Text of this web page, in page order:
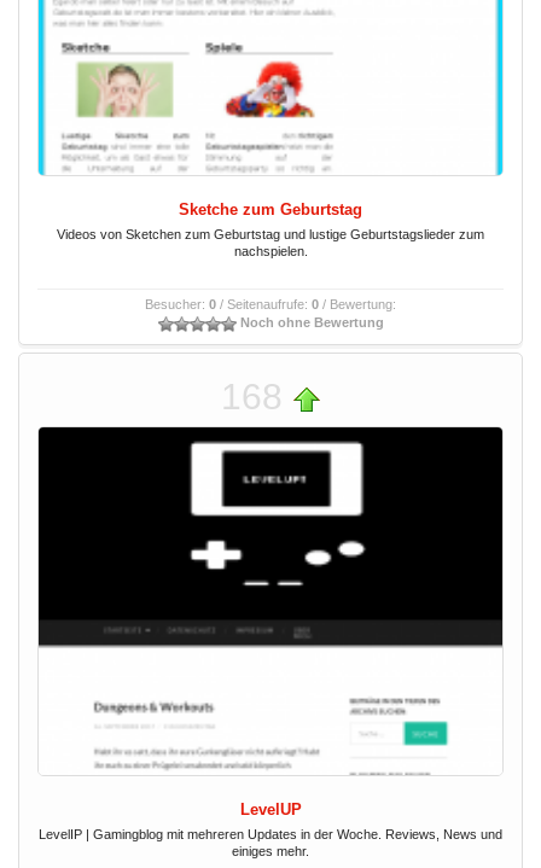
Sketche zum Geburtstag
Videos von Sketchen zum Geburtstag und lustige Geburtstagslieder zum
nachspielen.
Besucher: 0 / Seitenaufrufe: 0 / Bewertung:
Noch ohne Bewertung
168
LevelUP
LevelIP | Gamingblog mit mehreren Updates in der Woche. Reviews, News und
einiges mehr.